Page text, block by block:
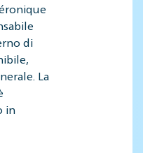
di
La
in